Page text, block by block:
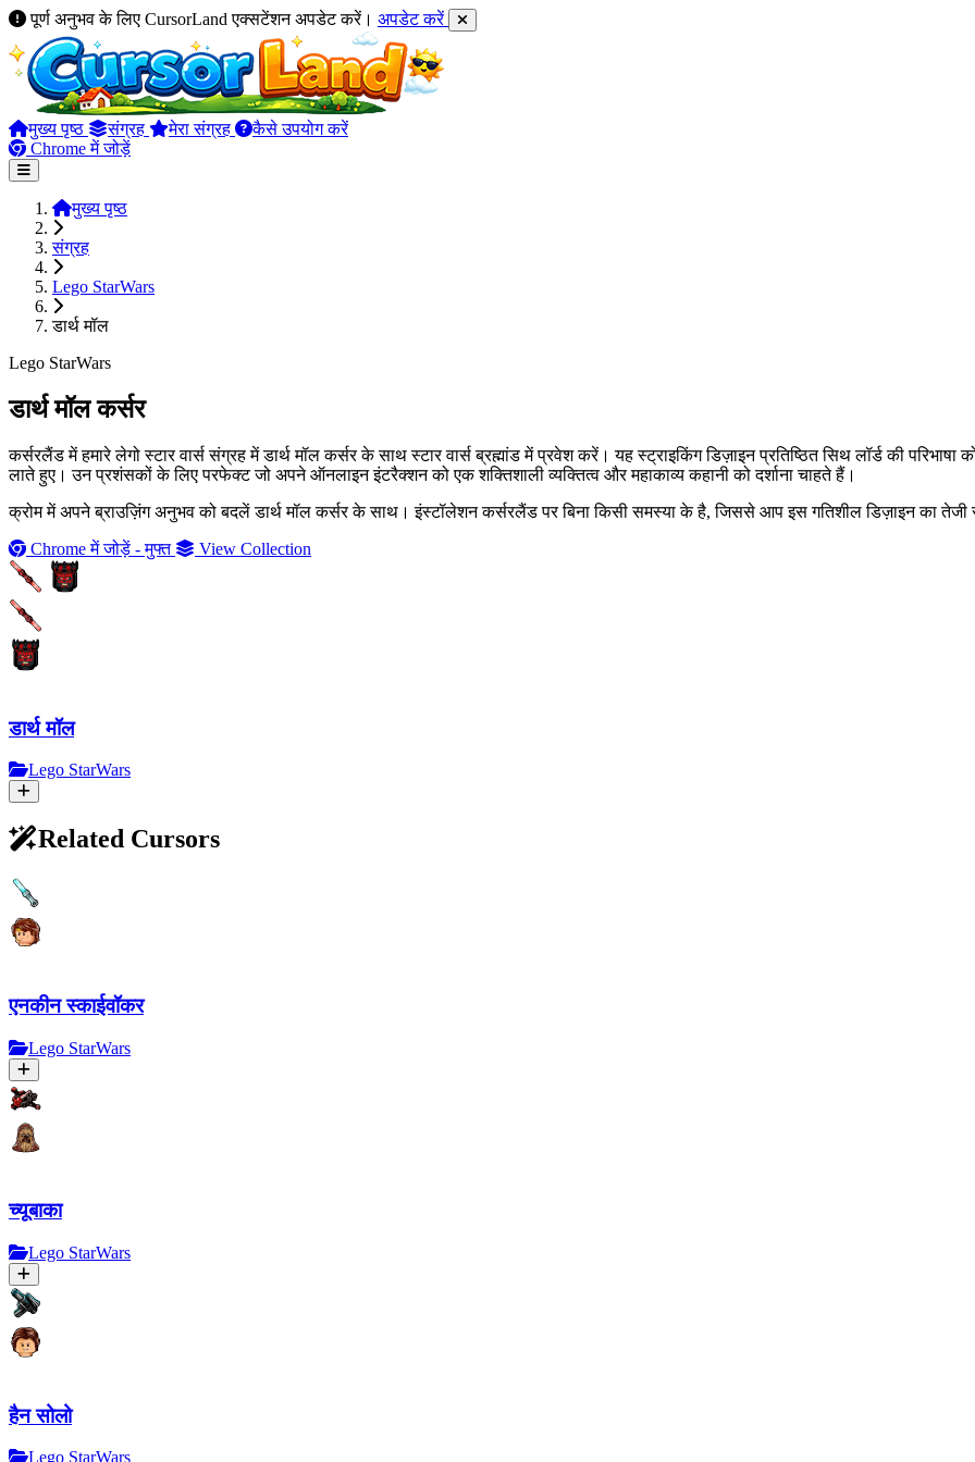
पूर्ण अनुभव के लिए CursorLand एक्सटेंशन अपडेट करें। अपडेट करें
मुख्य पृष्ठ संग्रह मेरा संग्रह
कैसे उपयोग करें
Chrome में जोड़ें
मुख्य पृष्ठ
संग्रह
Lego StarWars
डार्थ मॉल
Lego StarWars
डार्थ मॉल कर्सर
कर्सरलैंड में हमारे लेगो स्टार वार्स संग्रह में डार्थ मॉल कर्सर के साथ स्टार वार्स ब्रह्मांड में प्रवेश करें। यह स्ट्राइकिंग डिज़ाइन प्रतिष्ठित सिथ लॉर्ड की
लाते हुए। उन प्रशंसकों के लिए परफेक्ट जो अपने ऑनलाइन इंटरैक्शन को एक शक्तिशाली व्यक्तित्व और महाकाव्य कहानी को दर्शाना चाहते हैं।
क्रोम में अपने ब्राउज़िंग अनुभव को बदलें डार्थ मॉल कर्सर के साथ। इंस्टॉलेशन कर्सरलैंड पर बिना किसी समस्या के है, जिससे आप इस गतिशील डिज़ाइन का
Chrome में जोड़ें - मुफ्त
View Collection
डार्थ मॉल
Lego StarWars
Related Cursors
एनकीन स्काईवॉकर
Lego StarWars
च्यूबाका
Lego StarWars
हैन सोलो
Lego StarWars